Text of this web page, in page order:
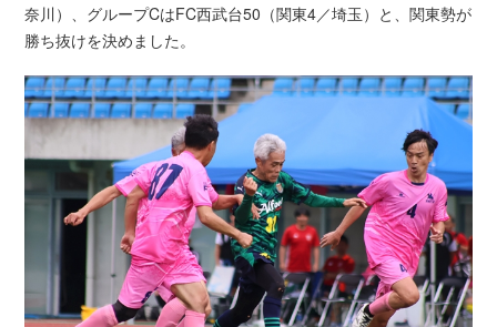
奈川）、グループCはFC西武台50（関東4／埼玉）と、関東勢が
勝ち抜けを決めました。